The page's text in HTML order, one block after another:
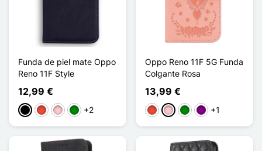
Funda de piel mate Oppo
Reno 11F Style
12,99 €
NegroRojoRosaVerde
+2
Oppo Reno 11F 5G Funda
Colgante Rosa
13,99 €
RojoRosaVerdePúrpura
+1